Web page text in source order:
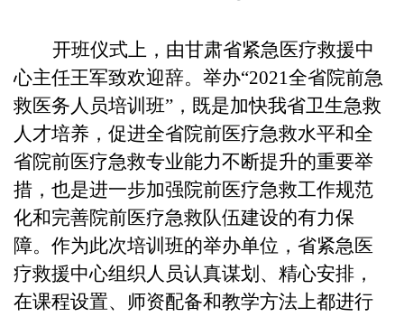
开班仪式上，由甘肃省紧急医疗救援中
心主任王军致欢迎辞。 举办“2021全省院前急
救医务人员培训班” ，既是加快我省卫生急救
人才培养，促进全省院前医疗急救水平和全
省院前医疗急救专业能力不断提升的重要举
措，也是进一步加强院前医疗急救工作规范
化和完善院前医疗急救队伍建设的有力保
障。 作为此次培训班的举办单位，省紧急医
疗救援中心组织人员认真谋划、精心安排，
在课程设置、师资配备和教学方法上都进行